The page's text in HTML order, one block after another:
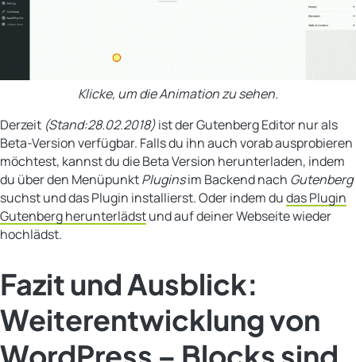
Klicke, um die Animation zu sehen.
Derzeit (Stand:28.02.2018)ist der Gutenberg Editor nur als
Beta-Version verfügbar. Falls du ihn auch vorab ausprobieren
möchtest, kannst du die Beta Version herunterladen, indem
du über den MenüpunktPluginsim Backend nach Gutenberg
suchst und das Plugin installierst. Oder indem dudas Plugin
Gutenberg herunterlädstund auf deiner Webseite wieder
hochlädst.
Fazit und Ausblick:
Weiterentwicklung von